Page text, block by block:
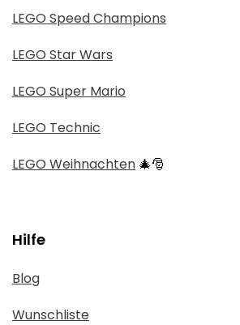
LEGO Speed Champions
LEGO Star Wars
LEGO Super Mario
LEGO Technic
LEGO Weihnachten 🎄🎅
Hilfe
Blog
Wunschliste